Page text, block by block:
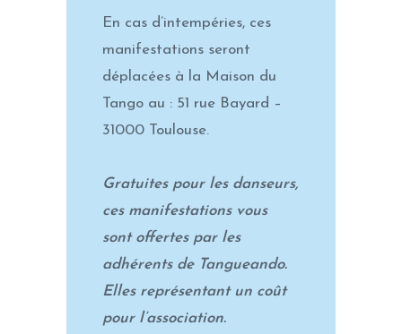
En cas d’intempéries, ces
manifestations seront
déplacées à la Maison du
Tango au : 51 rue Bayard –
31000 Toulouse.
Gratuites pour les danseurs,
ces manifestations vous
sont offertes par les
adhérents de Tangueando.
Elles représentant un coût
pour l’association.